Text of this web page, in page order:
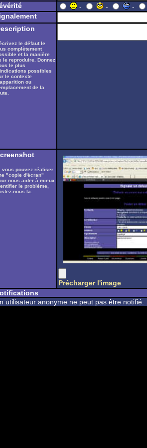
- -
-
le défaut le
complètement
et la manière
le reproduire. Donnez
le plus
possibles
le contexte
ou
de la
vous pouvez réaliser
"copie d'écran"
nous aider à mieux
le problème,
nous la.
Précharger l'image
utilisateur anonyme ne peut pas être notifié.